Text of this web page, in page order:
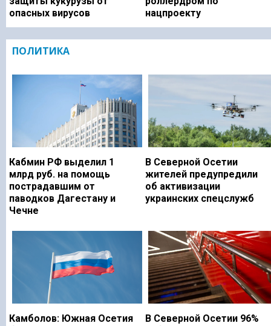
опасных вирусов
нацпроекту
ПОЛИТИКА
Кабмин РФ выделил 1
млрд руб. на помощь
пострадавшим от
паводков Дагестану и
Чечне
В Северной Осетии
жителей предупредили
об активизации
украинских спецслужб
Камболов: Южная Осетия
В Северной Осетии 96%